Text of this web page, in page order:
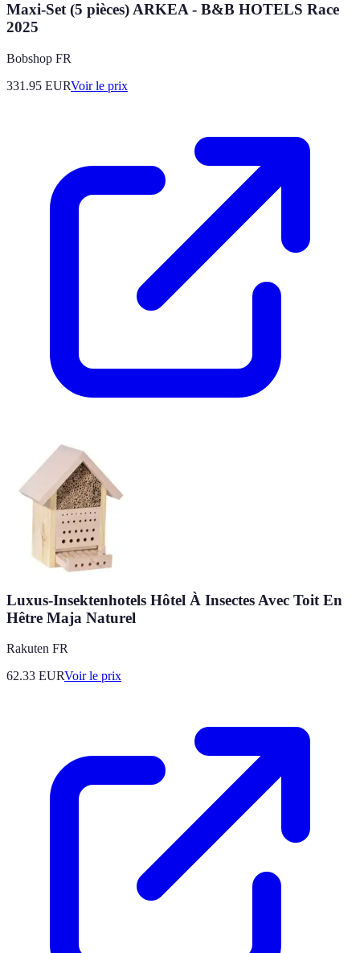
Maxi-Set (5 pièces) ARKEA - B&B HOTELS Race
2025
Bobshop FR
331.95 EURVoir le prix
Luxus-Insektenhotels Hôtel À Insectes Avec Toit En
Hêtre Maja Naturel
Rakuten FR
62.33 EURVoir le prix